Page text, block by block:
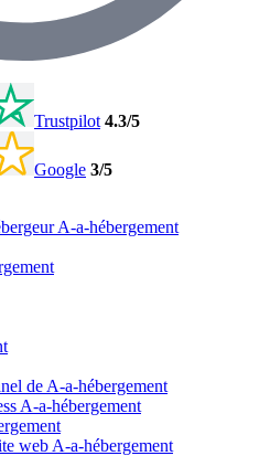
Trustpilot 4.3/5
Google 3/5
A-a-hébergement
de A-a-hébergement
A-a-hébergement
web A-a-hébergement